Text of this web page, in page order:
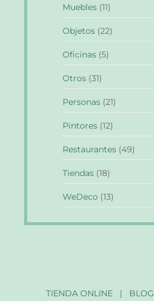
Muebles (11)
Objetos (22)
Oficinas (5)
Otros (31)
Personas (21)
Pintores (12)
Restaurantes (49)
Tiendas (18)
WeDeco (13)
TIENDA ONLINE| BLOG